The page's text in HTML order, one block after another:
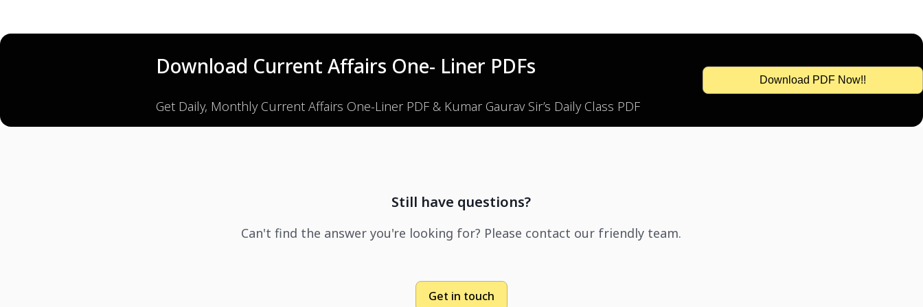
Download Current Affairs One- Liner PDFs
Get Daily, Monthly Current Affairs One-Liner PDF & Kumar Gaurav Sir’s Daily Class PDF
Download PDF Now!!
Still have questions?
Can't find the answer you're looking for? Please contact our friendly team.
Get in touch